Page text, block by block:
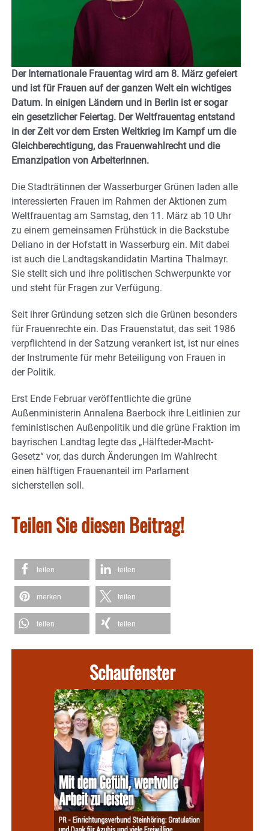
Der Internationale Frauentag wird am 8. März gefeiert
und ist für Frauen auf der ganzen Welt ein wichtiges
Datum. In einigen Ländern und in Berlin ist er sogar
ein gesetzlicher Feiertag. Der Weltfrauentag entstand
in der Zeit vor dem Ersten Weltkrieg im Kampf um die
Gleichberechtigung, das Frauenwahlrecht und die
Emanzipation von Arbeiterinnen.
Die Stadträtinnen der Wasserburger Grünen laden alle
interessierten Frauen im Rahmen der Aktionen zum
Weltfrauentag am Samstag, den 11. März ab 10 Uhr
zu einem gemeinsamen Frühstück in die Backstube
Deliano in der Hofstatt in Wasserburg ein. Mit dabei
ist auch die Landtagskandidatin Martina Thalmayr.
Sie stellt sich und ihre politischen Schwerpunkte vor
und steht für Fragen zur Verfügung.
Seit ihrer Gründung setzen sich die Grünen besonders
für Frauenrechte ein. Das Frauenstatut, das seit 1986
verpflichtend in der Satzung verankert ist, ist nur eines
der Instrumente für mehr Beteiligung von Frauen in
der Politik.
Erst Ende Februar veröffentlichte die grüne
Außenministerin Annalena Baerbock ihre Leitlinien zur
feministischen Außenpolitik und die grüne Fraktion im
bayrischen Landtag legte das „Hälfte­der-Macht-
Gesetz“ vor, das durch Änderungen im Wahlrecht
einen hälftigen Frauenanteil im Parlament
sicherstellen soll.
Teilen Sie diesen Beitrag!
teilen teilen
merken teilen
teilen teilen
Schaufenster